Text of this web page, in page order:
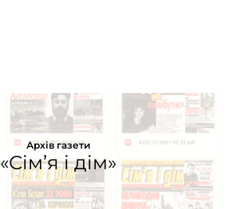
Архів газети
«Сім’я і дім»